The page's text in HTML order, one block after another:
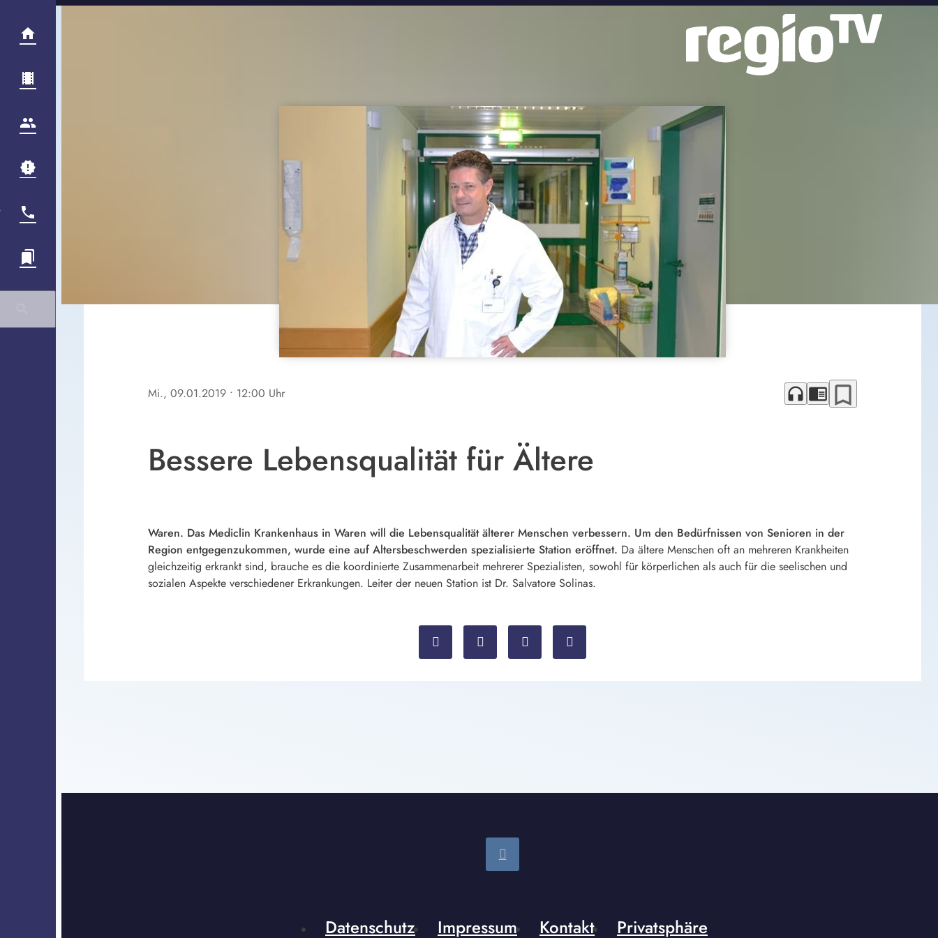
Mi., 09.01.2019 • 12:00 Uhr headphones chrome_reader_mode bookmark_border
Bessere Lebensqualität für Ältere
Waren. Das Mediclin Krankenhaus in Waren will die Lebensqualität älterer Menschen verbessern. Um den Bedürfnissen von Senioren in der
Region entgegenzukommen, wurde eine auf Altersbeschwerden spezialisierte Station eröffnet. Da ältere Menschen oft an mehreren Krankheiten
gleichzeitig erkrankt sind, brauche es die koordinierte Zusammenarbeit mehrerer Spezialisten, sowohl für körperlichen als auch für die seelischen und
sozialen Aspekte verschiedener Erkrankungen. Leiter der neuen Station ist Dr. Salvatore Solinas.
Datenschutz Impressum Kontakt Privatsphäre